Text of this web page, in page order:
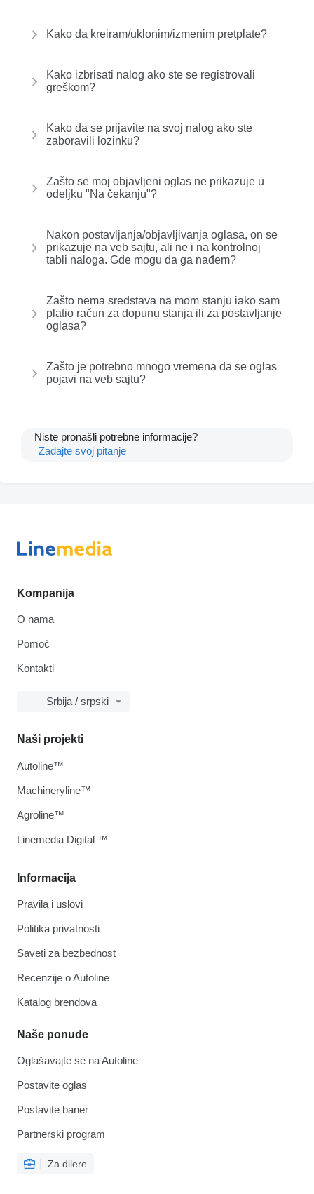
Kako da kreiram/uklonim/izmenim pretplate?
Kako izbrisati nalog ako ste se registrovali
greškom?
Kako da se prijavite na svoj nalog ako ste
zaboravili lozinku?
Zašto se moj objavljeni oglas ne prikazuje u
odeljku "Na čekanju"?
Nakon postavljanja/objavljivanja oglasa, on se
prikazuje na veb sajtu, ali ne i na kontrolnoj
tabli naloga. Gde mogu da ga nađem?
Zašto nema sredstava na mom stanju iako sam
platio račun za dopunu stanja ili za postavljanje
oglasa?
Zašto je potrebno mnogo vremena da se oglas
pojavi na veb sajtu?
Niste pronašli potrebne informacije?
Zadajte svoj pitanje
Kompanija
O nama
Pomoć
Kontakti
Srbija / srpski
Informacija
Pravila i uslovi
Politika privatnosti
Saveti za bezbednost
Recenzije o Autoline
Katalog brendova
Naše ponude
Oglašavajte se na Autoline
Postavite oglas
Postavite baner
Partnerski program
Za dilere
Naši projekti
Autoline™
Machineryline™
Agroline™
Linemedia Digital ™